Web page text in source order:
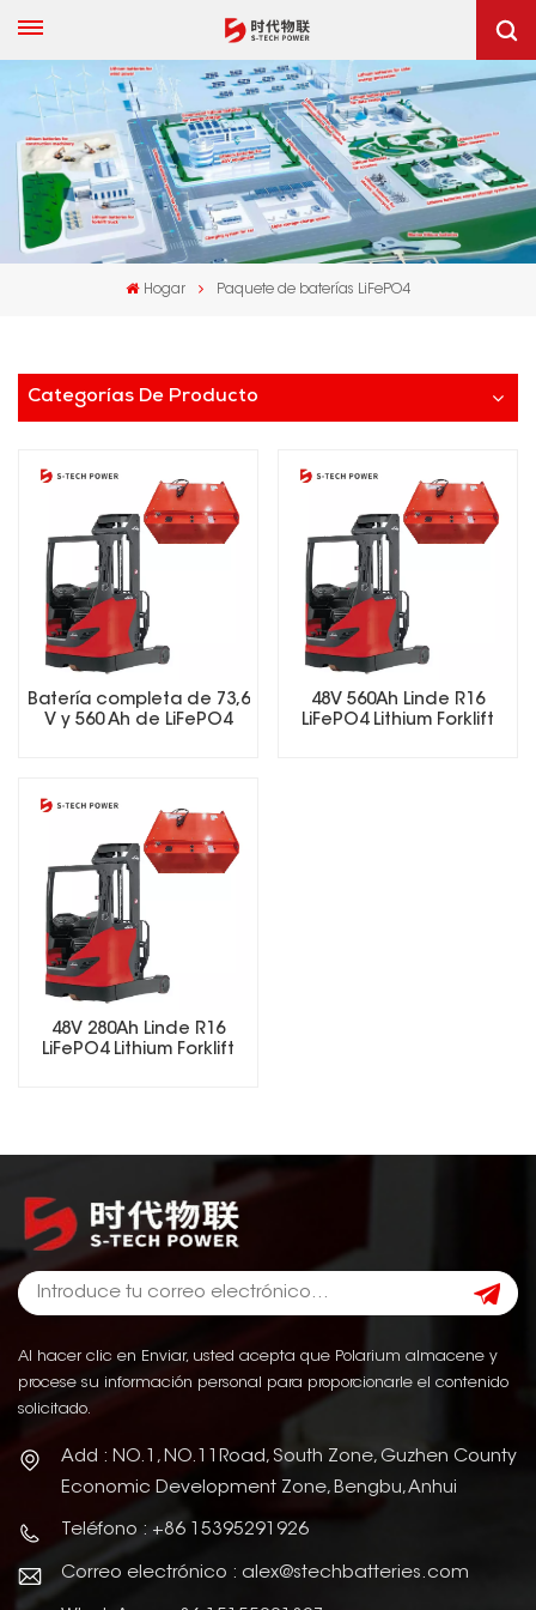
Hogar Paquete de baterías LiFePO4
Categorías De Producto
Batería completa de 73,6
V y 560 Ah de LiFePO4
BMS.
48V 560Ah Linde R16
LiFePO4 Lithium Forklift
48V 280Ah Linde R16
LiFePO4 Lithium Forklift
Al hacer clic en Enviar, usted acepta que Polarium almacene y
procese su información personal para proporcionarle el contenido
solicitado.
Add : NO.1, NO.11Road, South Zone, Guzhen County
Economic Development Zone, Bengbu, Anhui
Teléfono : +86 15395291926
Correo electrónico : alex@stechbatteries.com